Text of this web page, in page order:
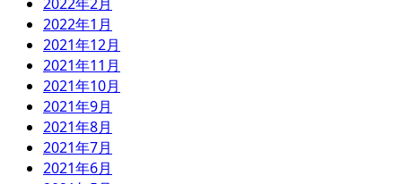
2022年1月
2021年12月
2021年11月
2021年10月
2021年9月
2021年8月
2021年7月
2021年6月